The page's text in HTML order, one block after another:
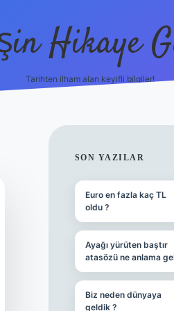
Hikaye
Tarihten ilham alan keyifli bilgiler!
SON YAZILAR
Euro en fazla kaç TL
oldu ?
Ayağı yürüten baştır
atasözü ne anlama
Biz neden dünyaya
geldik ?